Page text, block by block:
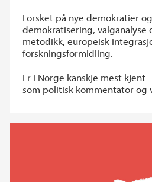
Forsket på nye demokratier og
demokratisering, valganalyse
metodikk, europeisk
forskningsformidling.
Er i Norge kanskje mest kjent
som politisk kommentator og